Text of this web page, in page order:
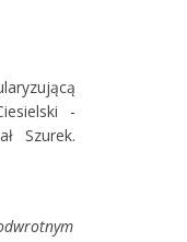
-
Szurek.